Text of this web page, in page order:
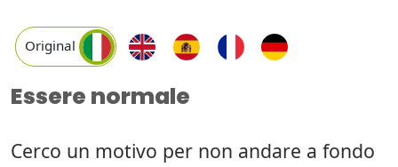
Original
Essere normale
Cerco un motivo per non andare a fondo